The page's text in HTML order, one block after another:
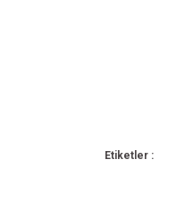
Etiketler :